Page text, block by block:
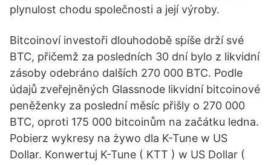
plynulost chodu společnosti a její výroby.
Bitcoinoví investoři dlouhodobě spíše drží své
BTC, přičemž za posledních 30 dní bylo z likvidní
zásoby odebráno dalších 270 000 BTC. Podle
údajů zveřejněných Glassnode likvidní bitcoinové
peněženky za poslední měsíc přišly o 270 000
BTC, oproti 175 000 bitcoinům na začátku ledna.
Pobierz wykresy na żywo dla K-Tune w US
Dollar. Konwertuj K-Tune ( KTT ) w US Dollar (